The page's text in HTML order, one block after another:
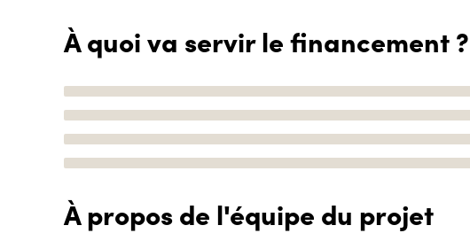
À quoi va servir le financement ?
À propos de l'équipe du projet